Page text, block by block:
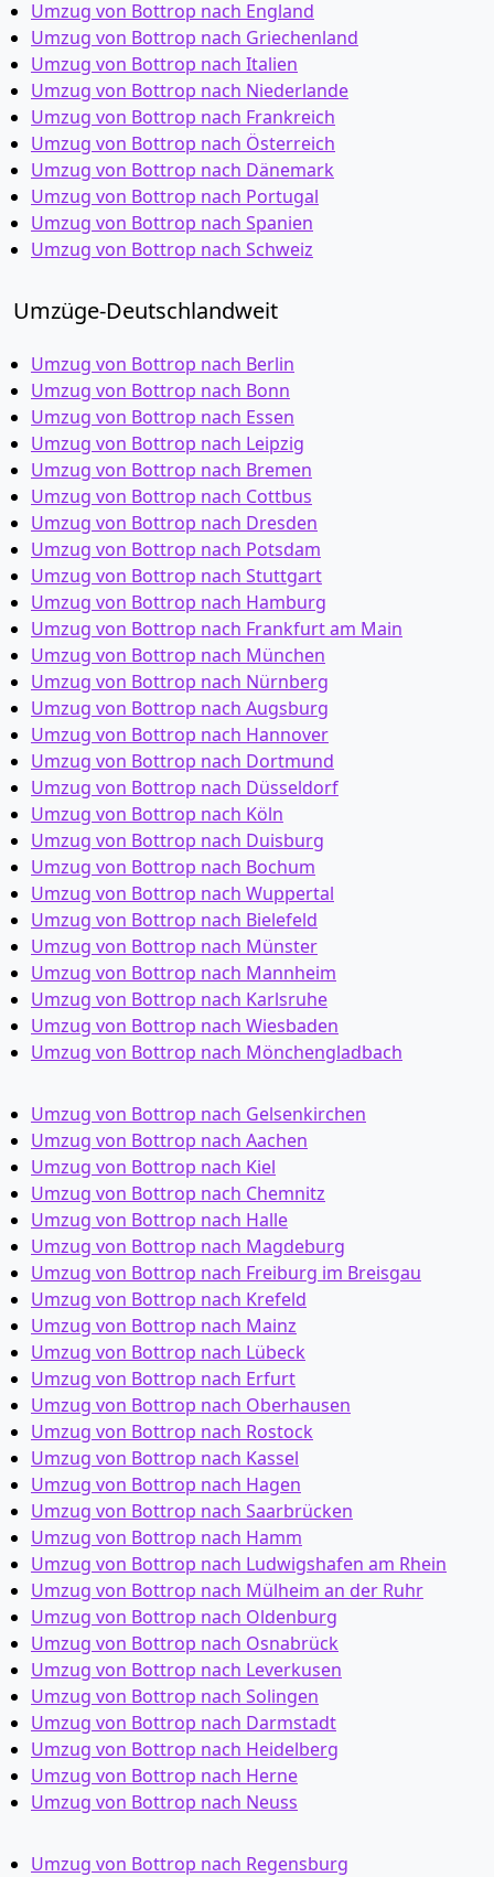
Umzug von Bottrop nach England
Umzug von Bottrop nach Griechenland
Umzug von Bottrop nach Italien
Umzug von Bottrop nach Niederlande
Umzug von Bottrop nach Frankreich
Umzug von Bottrop nach Österreich
Umzug von Bottrop nach Dänemark
Umzug von Bottrop nach Portugal
Umzug von Bottrop nach Spanien
Umzug von Bottrop nach Schweiz
Umzüge-Deutschlandweit
Umzug von Bottrop nach Berlin
Umzug von Bottrop nach Bonn
Umzug von Bottrop nach Essen
Umzug von Bottrop nach Leipzig
Umzug von Bottrop nach Bremen
Umzug von Bottrop nach Cottbus
Umzug von Bottrop nach Dresden
Umzug von Bottrop nach Potsdam
Umzug von Bottrop nach Stuttgart
Umzug von Bottrop nach Hamburg
Umzug von Bottrop nach Frankfurt am Main
Umzug von Bottrop nach München
Umzug von Bottrop nach Nürnberg
Umzug von Bottrop nach Augsburg
Umzug von Bottrop nach Hannover
Umzug von Bottrop nach Dortmund
Umzug von Bottrop nach Düsseldorf
Umzug von Bottrop nach Köln
Umzug von Bottrop nach Duisburg
Umzug von Bottrop nach Bochum
Umzug von Bottrop nach Wuppertal
Umzug von Bottrop nach Bielefeld
Umzug von Bottrop nach Münster
Umzug von Bottrop nach Mannheim
Umzug von Bottrop nach Karlsruhe
Umzug von Bottrop nach Wiesbaden
Umzug von Bottrop nach Mönchen­gladbach
Umzug von Bottrop nach Gelsenkirchen
Umzug von Bottrop nach Aachen
Umzug von Bottrop nach Kiel
Umzug von Bottrop nach Chemnitz
Umzug von Bottrop nach Halle
Umzug von Bottrop nach Magdeburg
Umzug von Bottrop nach Freiburg im Breisgau
Umzug von Bottrop nach Krefeld
Umzug von Bottrop nach Mainz
Umzug von Bottrop nach Lübeck
Umzug von Bottrop nach Erfurt
Umzug von Bottrop nach Oberhausen
Umzug von Bottrop nach Rostock
Umzug von Bottrop nach Kassel
Umzug von Bottrop nach Hagen
Umzug von Bottrop nach Saarbrücken
Umzug von Bottrop nach Hamm
Umzug von Bottrop nach Ludwigshafen am Rhein
Umzug von Bottrop nach Mülheim an der Ruhr
Umzug von Bottrop nach Oldenburg
Umzug von Bottrop nach Osnabrück
Umzug von Bottrop nach Leverkusen
Umzug von Bottrop nach Solingen
Umzug von Bottrop nach Darmstadt
Umzug von Bottrop nach Heidelberg
Umzug von Bottrop nach Herne
Umzug von Bottrop nach Neuss
Umzug von Bottrop nach Regensburg